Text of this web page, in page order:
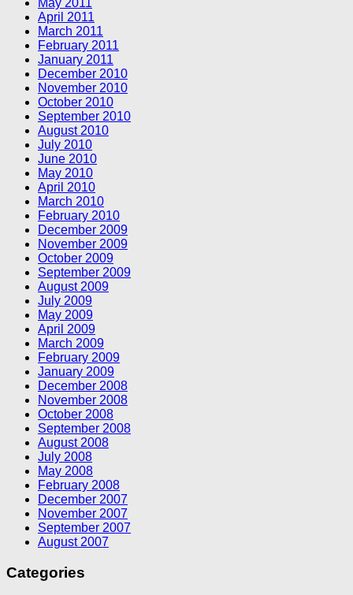
May 2011
April 2011
March 2011
February 2011
January 2011
December 2010
November 2010
October 2010
September 2010
August 2010
July 2010
June 2010
May 2010
April 2010
March 2010
February 2010
December 2009
November 2009
October 2009
September 2009
August 2009
July 2009
May 2009
April 2009
March 2009
February 2009
January 2009
December 2008
November 2008
October 2008
September 2008
August 2008
July 2008
May 2008
February 2008
December 2007
November 2007
September 2007
August 2007
Categories